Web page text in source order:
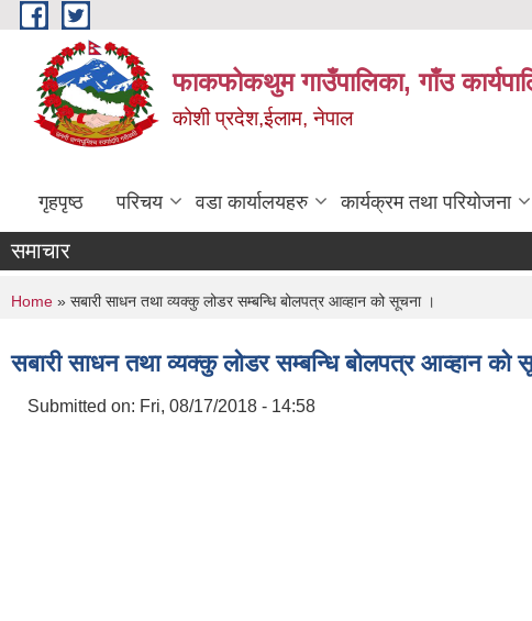
Skip to main content
फाकफोकथुम गाउँपालिका, गाँउ
कोशी प्रदेश,ईलाम, नेपाल
गृहपृष्ठ परिचय वडा कार्यालयहरु कार्यक्रम तथा परियोजना
समाचार
You are here
Home » सबारी साधन तथा व्यक्कु लोडर सम्बन्धि बोलपत्र आव्हान को सूचना ।
सबारी साधन तथा व्यक्कु लोडर सम्बन्धि बोलपत्र आव्हान को
Submitted on: Fri, 08/17/2018 - 14:58